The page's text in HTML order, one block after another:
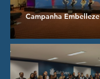
Campanha Embelleze